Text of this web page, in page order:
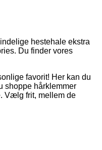
hestehale ekstra
Du finder vores
favorit! Her kan du
shoppe hårklemmer
Vælg frit, mellem de